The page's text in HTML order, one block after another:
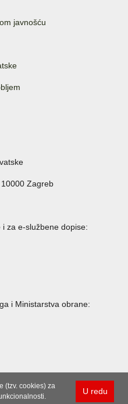
javnošću
Zagreb
za e-službene dopise:
i Ministarstva obrane:
U redu
(tzv. cookies) za